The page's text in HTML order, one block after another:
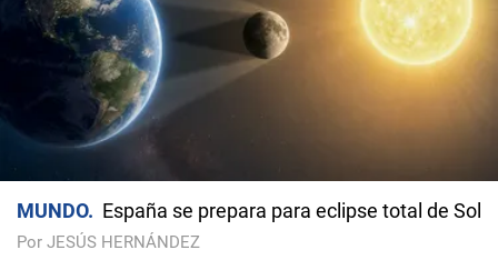
MUNDO España se prepara para eclipse total de Sol
Por JESÚS HERNÁNDEZ